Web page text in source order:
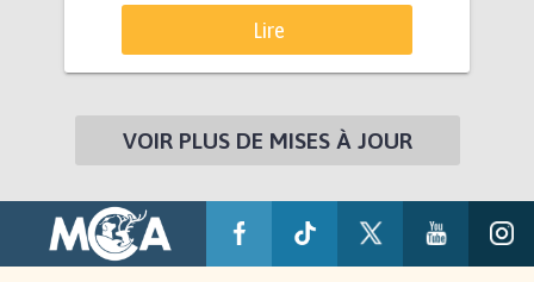
Lire
VOIR PLUS DE MISES À JOUR